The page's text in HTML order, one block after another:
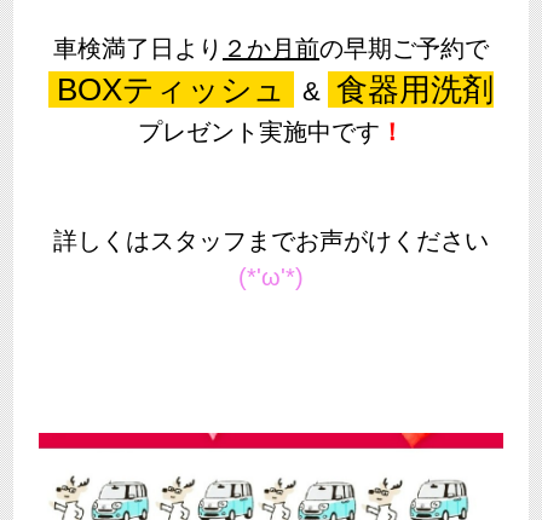
車検満了日より ２か月前の早期ご予約で
BOXティッシュ & 食器用洗剤
プレゼント実施中です ！
詳しくはスタッフまでお声がけください
(*'ω'*)